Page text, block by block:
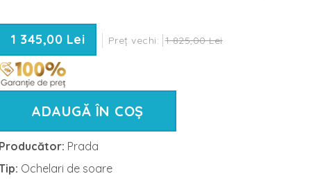
1 345,00 Lei Preț vechi: 1 825,00 Lei
ADAUGĂ ÎN COȘ
Prada
Ochelari de soare